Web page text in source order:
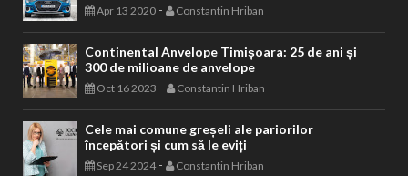
Apr 13 2020 - Constantin Hriban
Continental Anvelope Timișoara: 25 de ani și
300 de milioane de anvelope
Oct 16 2023 - Constantin Hriban
Cele mai comune greșeli ale pariorilor
începători și cum să le eviți
Sep 24 2024- Constantin Hriban